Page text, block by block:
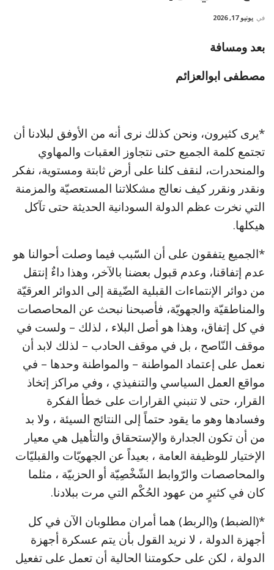
في يونيو 17, 2026
بعد ومسافة
مصطفى ابوالعزائم
*يرى كثيرون، ونحن كذلك نرى أنه من الأوفق لبلادنا أن
تجتمع كلمة الجميع حتى نتجاوز العقبات والمهاوي
والمنحدرات، لنقف كلنا على أرض ثابتة ومستوية، نفكر
ونقدر ونقرر كيف نعالج مشكلاتنا المستعصيّة والمزمنة
التي نخرت عظم الدولة السودانية الحديثة حتى تآكل
هيكلها.
*الجميع يتفقون على أن السّبب فيما وصلت أحوالنا هو
عدم إتفاقنا، وعدم قبول بعضنا بالآخر، وهذا داءٌ إنتقل
من دوائر الإنتماءات القبلية الضّيقة إلى الدوائر العرقيّة
والمناطقيّة والجهويّة، فأصبحنا نبحث عن المحاصصات
في كل إتفاق، وهذا هو أصل البلاء ، لذلك – ولست في
موقف النّاصح ، بل في موقف الحادب – لذلك لابد أن
نعمل على إعتماد المواطنة – والمواطنة وحدها – في
مواقع العمل السياسي والتنفيذي ، وفي مراكز إتخاذ
القرار، حتى لا تنبني القرارات على خطأ الفكرة
وفسادها وهو ما يقود حتماً إلى النتائج السيئة ، ولا بد
من أن تكون الجدارة والإستحقاق والتأهيل هي معيار
الإختيار للوظيفة العامة ، بعيداً عن الجهويّات والقبليّات
والمحاصصات والرّوابط الشّخْصِيّة أو الحزبيّة ، مثلما
كان في كثيرٍ من عهود الحُكْم التي مرت ببلادنا.
*(الضبط) و(الربط) هما أمران مطلوبان الآن في كل
أجهزة الدولة ، لا نريد القول بأن يتم عسكرة أجهزة
الدولة ، لكن على حكومتنا الحالية أن تعمل على تفعيل